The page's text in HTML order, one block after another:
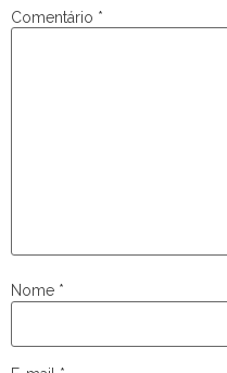
Comentário *
Nome *